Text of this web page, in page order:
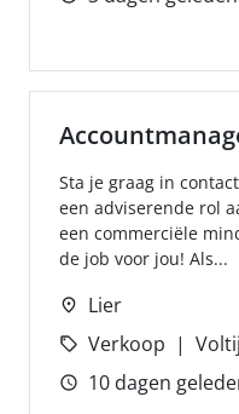
Sta je graag in
een adviserende rol
een commerciële
de job voor jou! Als...
Lier
Verkoop
10 dagen